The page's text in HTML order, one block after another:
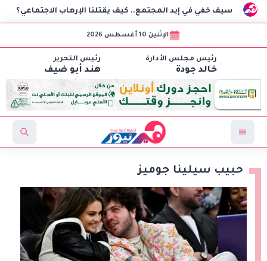
خفي في إيد المجتمع.. كيف يقتلنا الإرهاب الاجتماعي؟
الإثنين 10 أغسطس 2026
رئيس مجلس الأدارة
خالد جودة
رئيس التحرير
هند أبو ضيف
حبيب سيلينا جوميز